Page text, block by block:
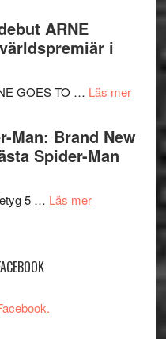
i
kan
tv-
serie:
–
om
människans
imponerande
ARNE
i
GOES TO … Läs merom
Vegas
ARNE
GOES
Man: Brand New
Spider-Man
5 … Läs merom